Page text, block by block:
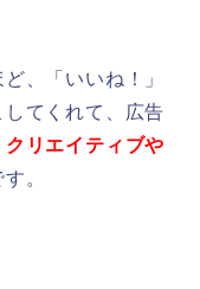
、「いいね！」
てくれて、
広告
クリエイティブや
。